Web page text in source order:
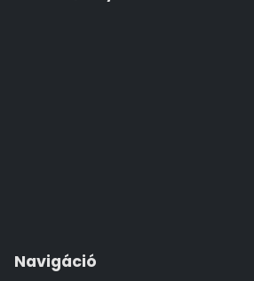
Navigáció